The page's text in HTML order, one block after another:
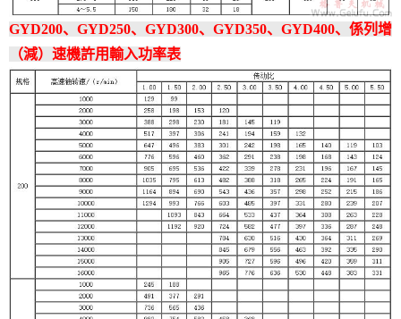
GYD200、GYD250、GYD300、GYD350、GYD400、係列增
（減）速機許用輸入功率表